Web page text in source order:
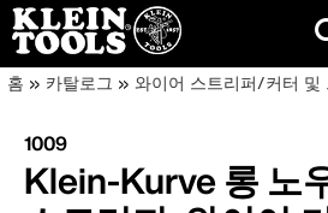
주
메
인
네
이
동
경
홈 카탈로그 와이어 스트리퍼/커터 및
1009
Klein-Kurve 롱 노